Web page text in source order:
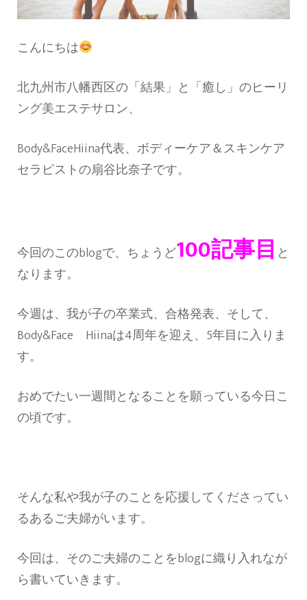
こんにちは
北九州市八幡西区の「結果」と「癒し」のヒーリ
ング美エステサロン、
Body&FaceHiina代表、ボディーケア＆スキンケア
セラピストの扇谷比奈子です。
今回のこのblogで、ちょうど100記事目 と
なります。
今週は、我が子の卒業式、合格発表、そして、
Body&Face Hiinaは4周年を迎え、5年目に入りま
す。
おめでたい一週間となることを願っている今日こ
の頃です。
そんな私や我が子のことを応援してくださってい
るあるご夫婦がいます。
今回は、そのご夫婦のことをblogに織り入れなが
ら書いていきます。